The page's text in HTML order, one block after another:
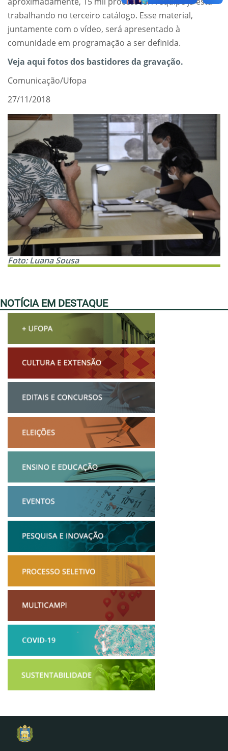
trabalhando no terceiro catálogo. Esse material,
juntamente com o vídeo, será apresentado à
comunidade em programação a ser definida.
Veja aqui fotos dos bastidores da gravação.
Comunicação/Ufopa
27/11/2018
Foto: Luana Sousa
NOTÍCIA EM DESTAQUE